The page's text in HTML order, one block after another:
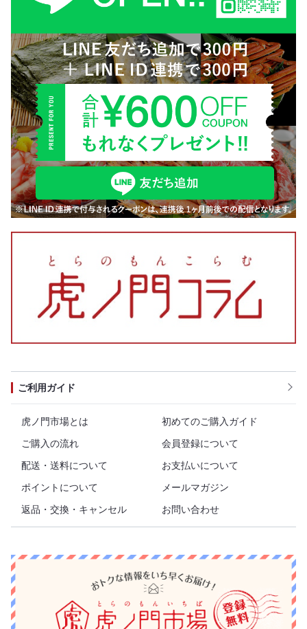
ご利用ガイド
虎ノ門市場とは
初めてのご購入ガイド
ご購入の流れ
会員登録について
配送・送料について
お支払いについて
ポイントについて
メールマガジン
返品・交換・キャンセル
お問い合わせ